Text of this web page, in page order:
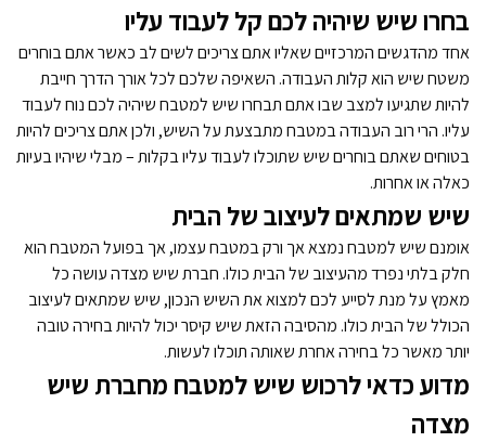
שיש קיסר או שיש גרניט? סוגי שיש למטבח עם שיש מצדה
שיש למטבח במחירים נוחים
שיש למטבחים בירושלים
התקנת שיש למטבח
החלפת שיש במטבח
סוגי שיש למטבח יוקרתי
שיש במבצע
גרניט שיש
בחרו שיש שיהיה לכם קל לעבוד עליו
אחד מהדגשים המרכזיים שאליו אתם צריכים לשים לב כאשר אתם בוחרים
משטח שיש הוא קלות העבודה. השאיפה שלכם לכל אורך הדרך חייבת
להיות שתגיעו למצב שבו אתם תבחרו שיש למטבח שיהיה לכם נוח לעבוד
עליו. הרי רוב העבודה במטבח מתבצעת על השיש, ולכן אתם צריכים להיות
בטוחים שאתם בוחרים שיש שתוכלו לעבוד עליו בקלות – מבלי שיהיו בעיות
כאלה או אחרות.
שיש שמתאים לעיצוב של הבית
אומנם שיש למטבח נמצא אך ורק במטבח עצמו, אך בפועל המטבח הוא
חלק בלתי נפרד מהעיצוב של הבית כולו. חברת שיש מצדה עושה כל
מאמץ על מנת לסייע לכם למצוא את השיש הנכון, שיש שמתאים לעיצוב
הכולל של הבית כולו. מהסיבה הזאת שיש קיסר יכול להיות בחירה טובה
יותר מאשר כל בחירה אחרת שאותה תוכלו לעשות.
מדוע כדאי לרכוש שיש למטבח מחברת שיש
מצדה